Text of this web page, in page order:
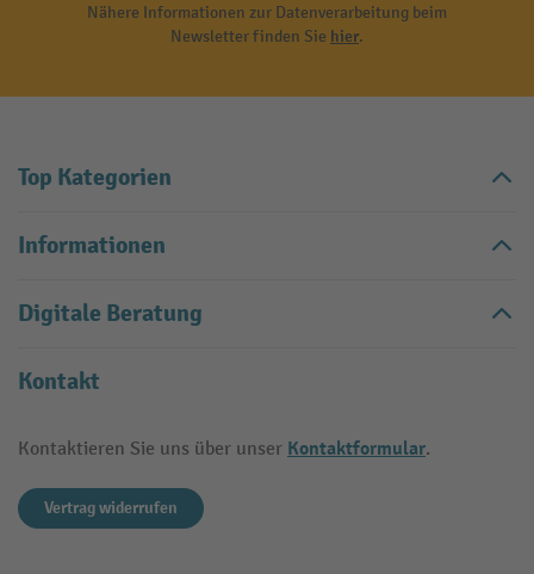
Nähere Informationen zur Datenverarbeitung beim
Newsletter finden Sie hier.
Top Kategorien
Informationen
Digitale Beratung
Kontakt
Kontaktieren Sie uns über unser Kontaktformular.
Vertrag widerrufen